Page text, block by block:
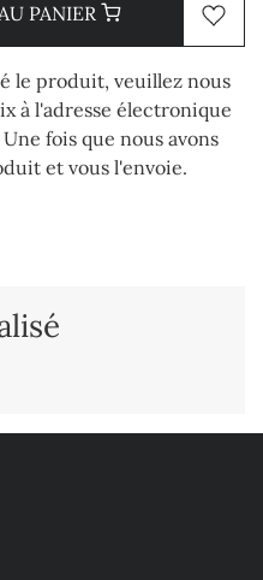
PANIER
le produit, veuillez nous
à l'adresse électronique
fois que nous avons
et vous l'envoie.